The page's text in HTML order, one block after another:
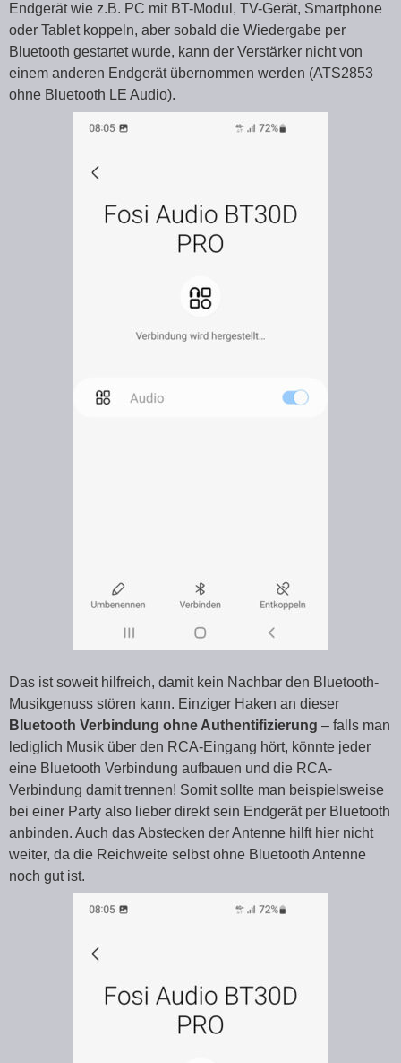
Endgerät wie z.B. PC mit BT-Modul, TV-Gerät, Smartphone
oder Tablet koppeln, aber sobald die Wiedergabe per
Bluetooth gestartet wurde, kann der Verstärker nicht von
einem anderen Endgerät übernommen werden (ATS2853
ohne Bluetooth LE Audio).
Das ist soweit hilfreich, damit kein Nachbar den Bluetooth-
Musikgenuss stören kann. Einziger Haken an dieser
Bluetooth Verbindung ohne Authentifizierung – falls man
lediglich Musik über den RCA-Eingang hört, könnte jeder
eine Bluetooth Verbindung aufbauen und die RCA-
Verbindung damit trennen! Somit sollte man beispielsweise
bei einer Party also lieber direkt sein Endgerät per Bluetooth
anbinden. Auch das Abstecken der Antenne hilft hier nicht
weiter, da die Reichweite selbst ohne Bluetooth Antenne
noch gut ist.